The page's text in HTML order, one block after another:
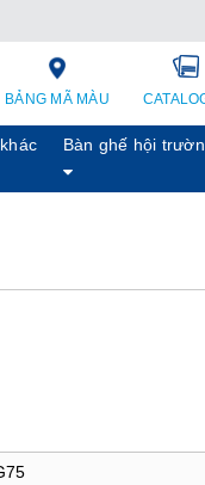
BẢNG MÃ MÀU
Bàn ghế hội